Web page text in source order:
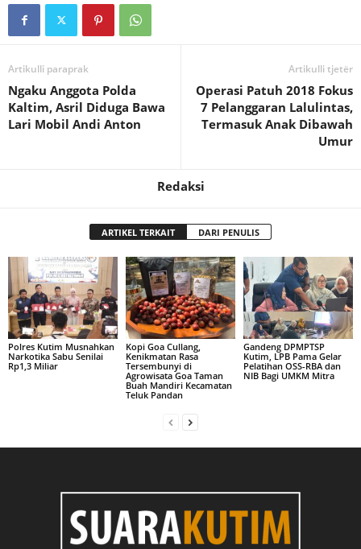
Artikulli paraprak
Ngaku Anggota Polda
Kaltim, Asril Diduga Bawa
Lari Mobil Andi Anton
Artikulli tjetër
Operasi Patuh 2018 Fokus
7 Pelanggaran Lalulintas,
Termasuk Anak Dibawah
Umur
Redaksi
ARTIKEL TERKAIT DARI PENULIS
Polres Kutim Musnahkan
Narkotika Sabu Senilai
Rp1,3 Miliar
Kopi Goa Cullang,
Kenikmatan Rasa
Tersembunyi di
Agrowisata Goa Taman
Buah Mandiri Kecamatan
Teluk Pandan
Gandeng DPMPTSP
Kutim, LPB Pama Gelar
Pelatihan OSS-RBA dan
NIB Bagi UMKM Mitra